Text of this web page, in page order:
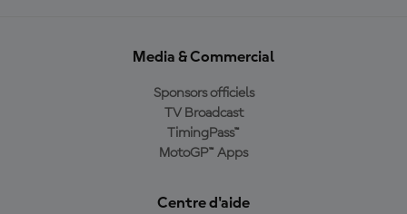
Media & Commercial
Sponsors officiels
TV Broadcast
TimingPass™
MotoGP™ Apps
Centre d'aide